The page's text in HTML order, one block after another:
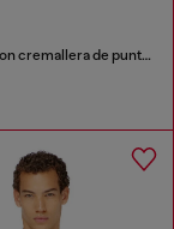
Sudadera con cremallera de punto de doble textura